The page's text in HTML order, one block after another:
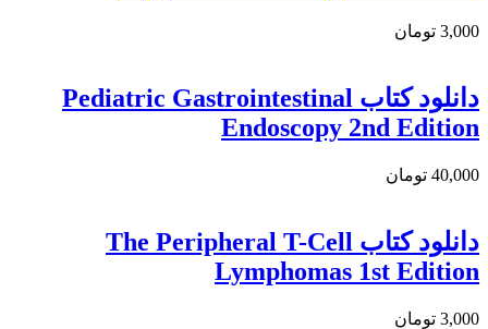
3,000 تومان
دانلود کتاب Pediatric Gastrointestinal
Endoscopy 2nd Edition
40,000 تومان
دانلود كتاب The Peripheral T-Cell
Lymphomas 1st Edition
3,000 تومان